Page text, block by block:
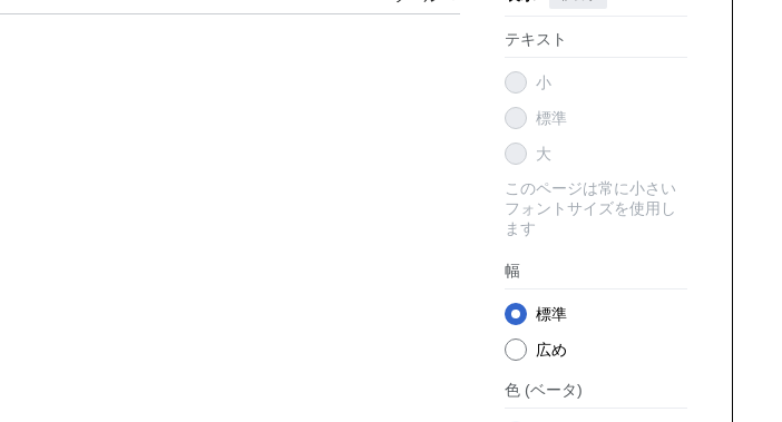
テキスト
小
標準
大
このページは常に小さい
フォントサイズを使用し
ます
幅
標準
広め
色 (ベータ)